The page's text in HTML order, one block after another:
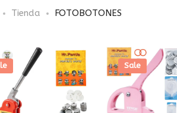
Tienda FOTOBOTONES
Sale